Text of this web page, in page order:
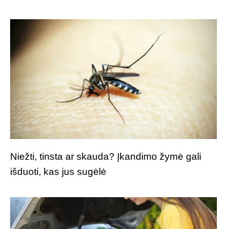
Niežti, tinsta ar skauda? Įkandimo žymė gali
išduoti, kas jus sugėlė